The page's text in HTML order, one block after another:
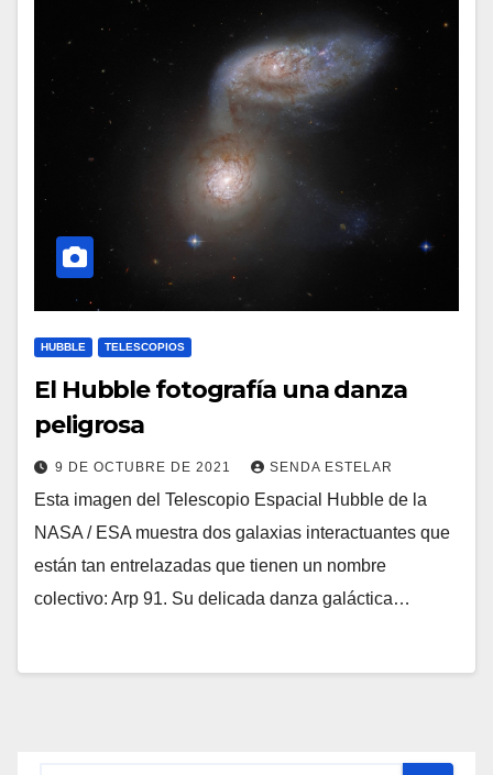
HUBBLE TELESCOPIOS
El Hubble fotografía una danza
peligrosa
9 DE OCTUBRE DE 2021 SENDA ESTELAR
Esta imagen del Telescopio Espacial Hubble de la
NASA / ESA muestra dos galaxias interactuantes que
están tan entrelazadas que tienen un nombre
colectivo: Arp 91. Su delicada danza galáctica…